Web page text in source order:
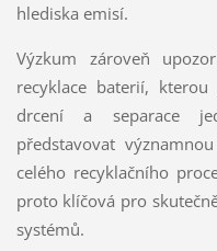
hlediska emisí.
Výzkum zároveň
recyklace baterií,
drcení a separace
představovat
celého recyklačního
proto klíčová pro
systémů.